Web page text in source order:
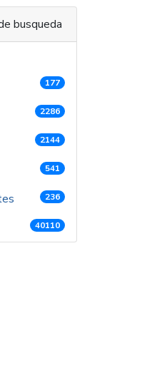
busqueda
177
2286
2144
541
236
40110